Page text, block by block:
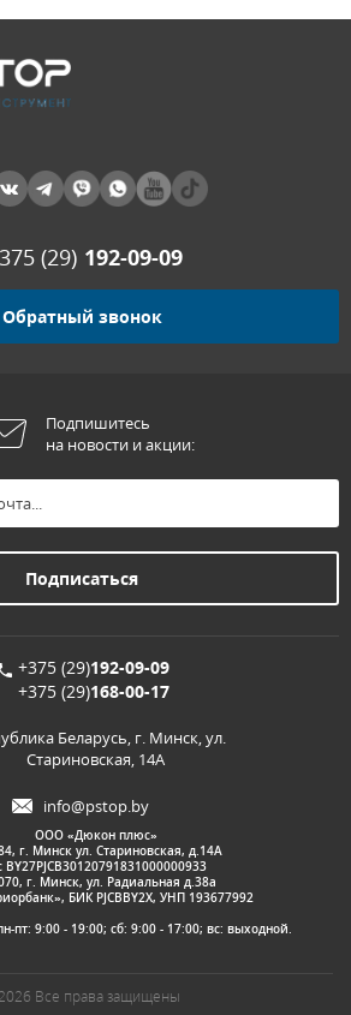
(29) 192-09-09
Обратный звонок
Подпишитесь
на новости и акции:
+375 (29)192-09-09
+375 (29)168-00-17
Беларусь, г. Минск, ул.
Стариновская, 14А
info@pstop.by
ООО «Дюкон плюс»
г. Минск ул. Стариновская, д.14А
BY27PJCB30120791831000000933
г. Минск, ул. Радиальная д.38а
БИК PJCBBY2X, УНП 193677992
пт: 9:00 - 19:00; сб: 9:00 - 17:00; вс: выходной.
Все права защищены